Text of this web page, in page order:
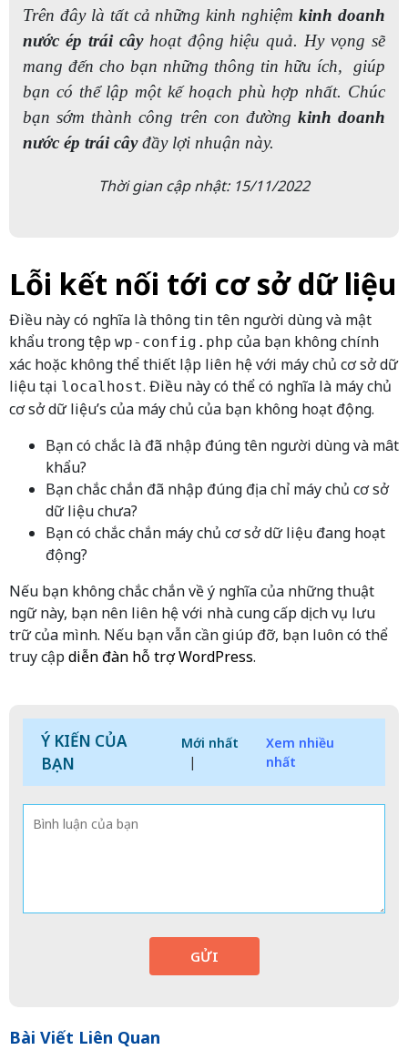
Trên đây là tất cả những kinh nghiệmkinh doanh
nước ép trái câyhoạt động hiệu quả. Hy vọng sẽ
mang đến cho bạn những thông tin hữu ích, giúp
bạn có thể lập một kế hoạch phù hợp nhất. Chúc
bạn sớm thành công trên con đường kinh doanh
nước ép trái câyđầy lợi nhuận này.
Thời gian cập nhật: 15/11/2022
Lỗi kết nối tới cơ sở dữ liệu
Điều này có nghĩa là thông tin tên người dùng và mật
khẩu trong tệp wp-config.php của bạn không chính
xác hoặc không thể thiết lập liên hệ với máy chủ cơ sở dữ
liệu tại localhost. Điều này có thể có nghĩa là máy chủ
cơ sở dữ liệu’s của máy chủ của bạn không hoạt động.
Bạn có chắc là đã nhập đúng tên người dùng và mât
khẩu?
Bạn chắc chắn đã nhập đúng địa chỉ máy chủ cơ sở
dữ liệu chưa?
Bạn có chắc chắn máy chủ cơ sở dữ liệu đang hoạt
động?
Nếu bạn không chắc chắn về ý nghĩa của những thuật
ngữ này, bạn nên liên hệ với nhà cung cấp dịch vụ lưu
trữ của mình. Nếu bạn vẫn cần giúp đỡ, bạn luôn có thể
truy cậpdiễn đàn hỗ trợ WordPress.
Ý KIẾN CỦA
BẠN
Mới nhất
|
Xem nhiều
nhất
GỬI
Bài Viết Liên Quan